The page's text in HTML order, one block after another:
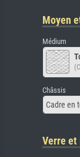
Moyen
Médium
Châssis
Cadre en
Verre et